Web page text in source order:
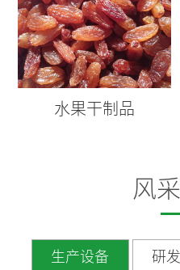
水果干制品
风
生产设备 研